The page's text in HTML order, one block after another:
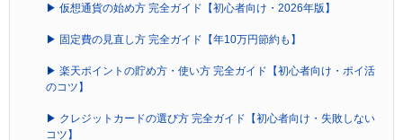
▶ 仮想通貨の始め方 完全ガイド【初心者向け・2026年版】
▶ 固定費の見直し方 完全ガイド【年10万円節約も】
▶ 楽天ポイントの貯め方・使い方 完全ガイド【初心者向け・ポイ活
のコツ】
▶ クレジットカードの選び方 完全ガイド【初心者向け・失敗しない
コツ】